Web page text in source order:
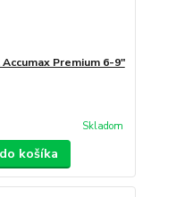
Premium 6-9"
Skladom
košíka